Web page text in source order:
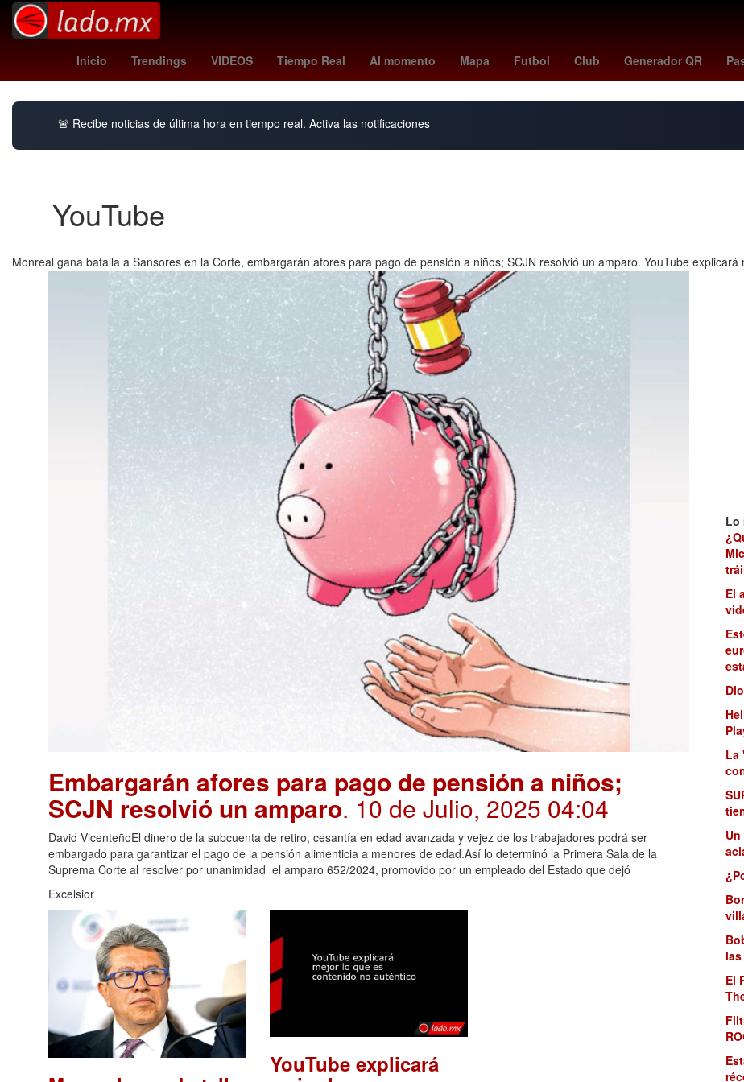
Inicio Trendings VIDEOS Tiempo Real Al momento Mapa Futbol Club Generador QR
one battle after another jay kelly celular nokia 1100 bill skarsgård sassuolo - cremonese kevin bacon sentimental
🚨 Recibe noticias de última hora en tiempo real. Activa las notificaciones
YouTube
Monreal gana batalla a Sansores en la Corte, embargarán afores para pago de pensión a niños; SCJN resolvió un amparo. YouTube
Embargarán afores para pago de pensión a niños;
SCJN resolvió un amparo. 10 de Julio, 2025 04:04
David VicenteñoEl dinero de la subcuenta de retiro, cesantía en edad avanzada y vejez de los trabajadores podrá ser
embargado para garantizar el pago de la pensión alimenticia a menores de edad.Así lo determinó la Primera Sala de la
Suprema Corte al resolver por unanimidad el amparo 652/2024, promovido por un empleado del Estado que dejó
Excelsior
YouTube explicará
Lo
El
La
El